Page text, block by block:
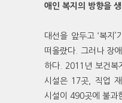
애인 복지의 방향을
대선을 앞두고 ‘복지
떠올랐다. 그러나 장
하다. 2011년 보건복
시설은 17곳, 직업
시설이 490곳에 불과